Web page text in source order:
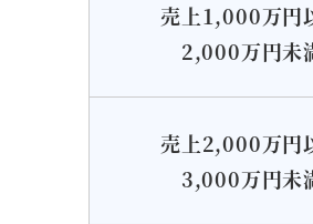
売上1,000万円
2,000万円未
売上2,000万円
3,000万円未